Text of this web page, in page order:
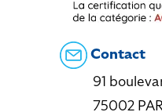
Contact
91
75002